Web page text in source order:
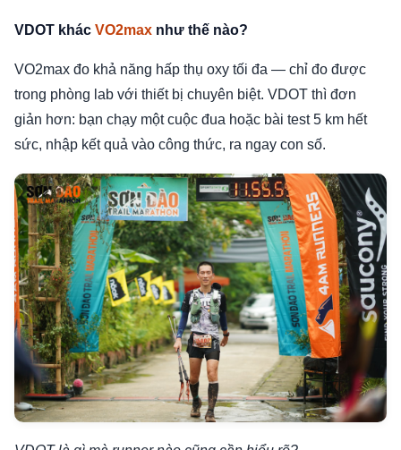
VDOT khác VO2max như thế nào?
VO2max đo khả năng hấp thụ oxy tối đa — chỉ đo được
trong phòng lab với thiết bị chuyên biệt. VDOT thì đơn
giản hơn: bạn chạy một cuộc đua hoặc bài test 5 km hết
sức, nhập kết quả vào công thức, ra ngay con số.